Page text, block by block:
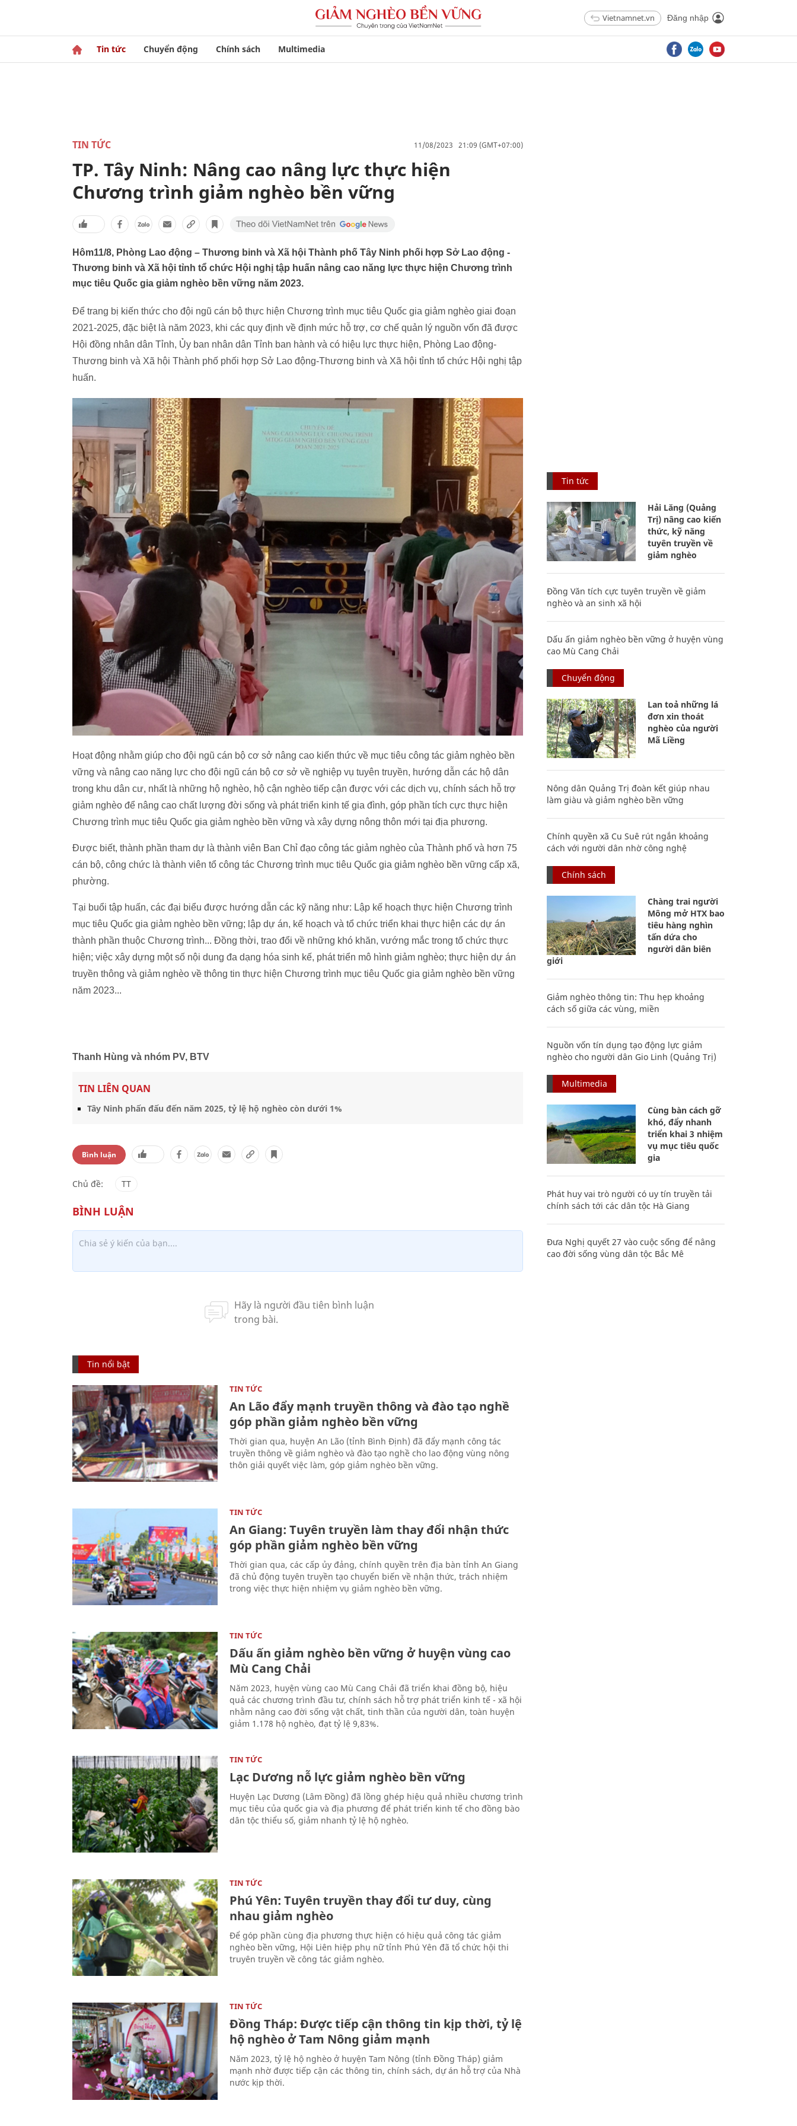
Vietnamnet.vn Đăng nhập
Tin tức Chuyển động Chính sách Multimedia
TIN TỨC 11/08/2023 21:09 (GMT+07:00)
TP. Tây Ninh: Nâng cao nâng lực thực hiện
Chương trình giảm nghèo bền vững
Hôm11/8, Phòng Lao động – Thương binh và Xã hội Thành phố Tây Ninh phối hợp Sở Lao động -
Thương binh và Xã hội tỉnh tổ chức Hội nghị tập huấn nâng cao năng lực thực hiện Chương trình
mục tiêu Quốc gia giảm nghèo bền vững năm 2023.
Để trang bị kiến thức cho đội ngũ cán bộ thực hiện Chương trình mục tiêu Quốc gia giảm nghèo giai đoạn
2021-2025, đặc biệt là năm 2023, khi các quy định về định mức hỗ trợ, cơ chế quản lý nguồn vốn đã được
Hội đồng nhân dân Tỉnh, Ủy ban nhân dân Tỉnh ban hành và có hiệu lực thực hiện, Phòng Lao động-
Thương binh và Xã hội Thành phố phối hợp Sở Lao động-Thương binh và Xã hội tỉnh tổ chức Hội nghị tập
huấn.
Hoạt động nhằm giúp cho đội ngũ cán bộ cơ sở nâng cao kiến thức về mục tiêu công tác giảm nghèo bền
vững và nâng cao năng lực cho đội ngũ cán bộ cơ sở về nghiệp vụ tuyên truyền, hướng dẫn các hộ dân
trong khu dân cư, nhất là những hộ nghèo, hộ cận nghèo tiếp cận được với các dịch vụ, chính sách hỗ trợ
giảm nghèo để nâng cao chất lượng đời sống và phát triển kinh tế gia đình, góp phần tích cực thực hiện
Chương trình mục tiêu Quốc gia giảm nghèo bền vững và xây dựng nông thôn mới tại địa phương.
Được biết, thành phần tham dự là thành viên Ban Chỉ đạo công tác giảm nghèo của Thành phố và hơn 75
cán bộ, công chức là thành viên tổ công tác Chương trình mục tiêu Quốc gia giảm nghèo bền vững cấp xã,
phường.
Tại buổi tập huấn, các đại biểu được hướng dẫn các kỹ năng như: Lập kế hoạch thực hiện Chương trình
mục tiêu Quốc gia giảm nghèo bền vững; lập dự án, kế hoạch và tổ chức triển khai thực hiện các dự án
thành phần thuộc Chương trình... Đồng thời, trao đổi về những khó khăn, vướng mắc trong tổ chức thực
hiện; việc xây dựng một số nội dung đa dạng hóa sinh kế, phát triển mô hình giảm nghèo; thực hiện dự án
truyền thông và giảm nghèo về thông tin thực hiện Chương trình mục tiêu Quốc gia giảm nghèo bền vững
năm 2023...
Thanh Hùng và nhóm PV, BTV
TIN LIÊN QUAN
Tây Ninh phấn đấu đến năm 2025, tỷ lệ hộ nghèo còn dưới 1%
Bình luận
Chủ đề: TT
Tin nổi bật
TIN TỨC
An Lão đẩy mạnh truyền thông và đào tạo nghề
góp phần giảm nghèo bền vững
Thời gian qua, huyện An Lão (tỉnh Bình Định) đã đẩy mạnh công tác
truyền thông về giảm nghèo và đào tạo nghề cho lao động vùng nông
thôn giải quyết việc làm, góp giảm nghèo bền vững.
TIN TỨC
An Giang: Tuyên truyền làm thay đổi nhận thức
góp phần giảm nghèo bền vững
Thời gian qua, các cấp ủy đảng, chính quyền trên địa bàn tỉnh An Giang
đã chủ động tuyên truyền tạo chuyển biến về nhận thức, trách nhiệm
trong việc thực hiện nhiệm vụ giảm nghèo bền vững.
TIN TỨC
Dấu ấn giảm nghèo bền vững ở huyện vùng cao
Mù Cang Chải
Năm 2023, huyện vùng cao Mù Cang Chải đã triển khai đồng bộ, hiệu
quả các chương trình đầu tư, chính sách hỗ trợ phát triển kinh tế - xã hội
nhằm nâng cao đời sống vật chất, tinh thần của người dân, toàn huyện
giảm 1.178 hộ nghèo, đạt tỷ lệ 9,83%.
TIN TỨC
Lạc Dương nỗ lực giảm nghèo bền vững
Huyện Lạc Dương (Lâm Đồng) đã lồng ghép hiệu quả nhiều chương trình
mục tiêu của quốc gia và địa phương để phát triển kinh tế cho đồng bào
dân tộc thiểu số, giảm nhanh tỷ lệ hộ nghèo.
TIN TỨC
Phú Yên: Tuyên truyền thay đổi tư duy, cùng
nhau giảm nghèo
Để góp phần cùng địa phương thực hiện có hiệu quả công tác giảm
nghèo bền vững, Hội Liên hiệp phụ nữ tỉnh Phú Yên đã tổ chức hội thi
truyên truyền về công tác giảm nghèo.
TIN TỨC
Đồng Tháp: Được tiếp cận thông tin kịp thời, tỷ lệ
hộ nghèo ở Tam Nông giảm mạnh
Năm 2023, tỷ lệ hộ nghèo ở huyện Tam Nông (tỉnh Đồng Tháp) giảm
mạnh nhờ được tiếp cận các thông tin, chính sách, dự án hỗ trợ của Nhà
nước kịp thời.
Tin tức
Hải Lăng (Quảng
Trị) nâng cao kiến
thức, kỹ năng
tuyên truyền về
giảm nghèo
Đồng Văn tích cực tuyên truyền về giảm
nghèo và an sinh xã hội
Dấu ấn giảm nghèo bền vững ở huyện vùng
cao Mù Cang Chải
Chuyển động
Lan toả những lá
đơn xin thoát
nghèo của người
Mã Liềng
Nông dân Quảng Trị đoàn kết giúp nhau
làm giàu và giảm nghèo bền vững
Chính quyền xã Cu Suê rút ngắn khoảng
cách với người dân nhờ công nghệ
Chính sách
Chàng trai người
Mông mở HTX bao
tiêu hàng nghìn
tấn dứa cho
người dân biên
giới
Giảm nghèo thông tin: Thu hẹp khoảng
cách số giữa các vùng, miền
Nguồn vốn tín dụng tạo động lực giảm
nghèo cho người dân Gio Linh (Quảng Trị)
Multimedia
Cùng bàn cách gỡ
khó, đẩy nhanh
triển khai 3 nhiệm
vụ mục tiêu quốc
gia
Phát huy vai trò người có uy tín truyền tải
chính sách tới các dân tộc Hà Giang
Đưa Nghị quyết 27 vào cuộc sống để nâng
cao đời sống vùng dân tộc Bắc Mê